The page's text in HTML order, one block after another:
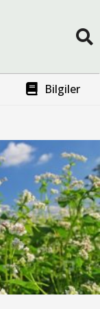
Bilgiler